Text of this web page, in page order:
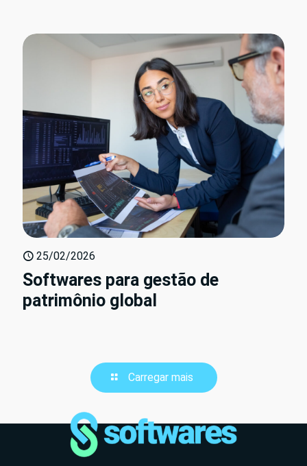
25/02/2026
Softwares para gestão de
patrimônio global
Carregar mais